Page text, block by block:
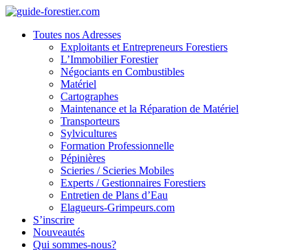
Toutes nos Adresses
Exploitants et Entrepreneurs Forestiers
L’Immobilier Forestier
Négociants en Combustibles
Matériel
Cartographes
Maintenance et la Réparation de Matériel
Transporteurs
Sylvicultures
Formation Professionnelle
Pépinières
Scieries / Scieries Mobiles
Experts / Gestionnaires Forestiers
Entretien de Plans d’Eau
Elagueurs-Grimpeurs.com
S’inscrire
Nouveautés
Qui sommes-nous?